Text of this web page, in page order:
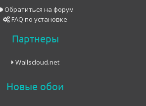
Обратиться на форум
FAQ по установке
Партнеры
Wallscloud.net
Новые обои